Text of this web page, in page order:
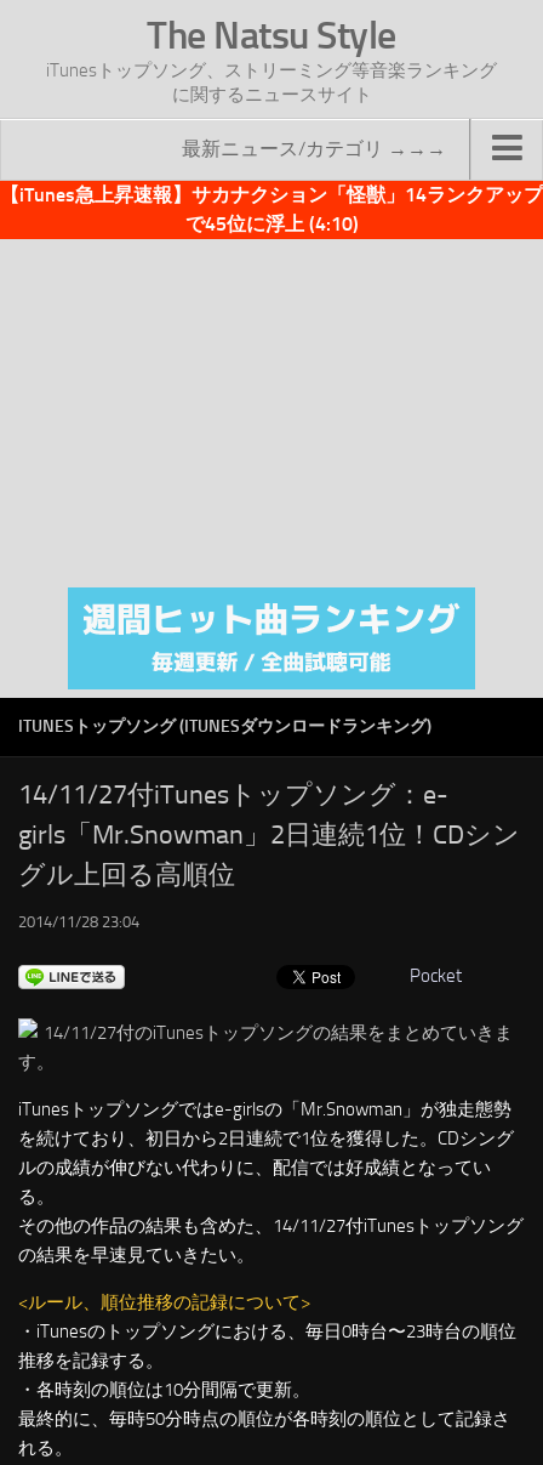
The Natsu Style
iTunesトップソング、ストリーミング等音楽ランキング
に関するニュースサイト
最新ニュース/カテゴリ →→→
TOP
注目カテゴリ
オリジナルiTunes週間トップソング
RSS
LINKS
【iTunes急上昇速報】サカナクション「怪獣」14ランクアップ
で45位に浮上 (4:10)
ITUNESトップソング (ITUNESダウンロードランキング)
14/11/27付iTunesトップソング：e-
girls「Mr.Snowman」2日連続1位！CDシン
グル上回る高順位
2014/11/28 23:04
Pocket
14/11/27付のiTunesトップソングの結果をまとめていきま
す。
iTunesトップソングではe-girlsの「Mr.Snowman」が独走態勢
を続けており、初日から2日連続で1位を獲得した。CDシング
ルの成績が伸びない代わりに、配信では好成績となってい
る。
その他の作品の結果も含めた、14/11/27付iTunesトップソング
の結果を早速見ていきたい。
<ルール、順位推移の記録について>
・iTunesのトップソングにおける、毎日0時台〜23時台の順位
推移を記録する。
・各時刻の順位は10分間隔で更新。
最終的に、毎時50分時点の順位が各時刻の順位として記録さ
れる。